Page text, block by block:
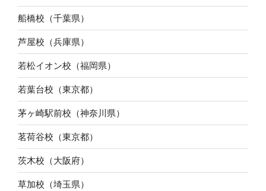
船橋校（千葉県）
芦屋校（兵庫県）
若松イオン校（福岡県）
若葉台校（東京都）
茅ヶ崎駅前校（神奈川県）
茗荷谷校（東京都）
茨木校（大阪府）
草加校（埼玉県）